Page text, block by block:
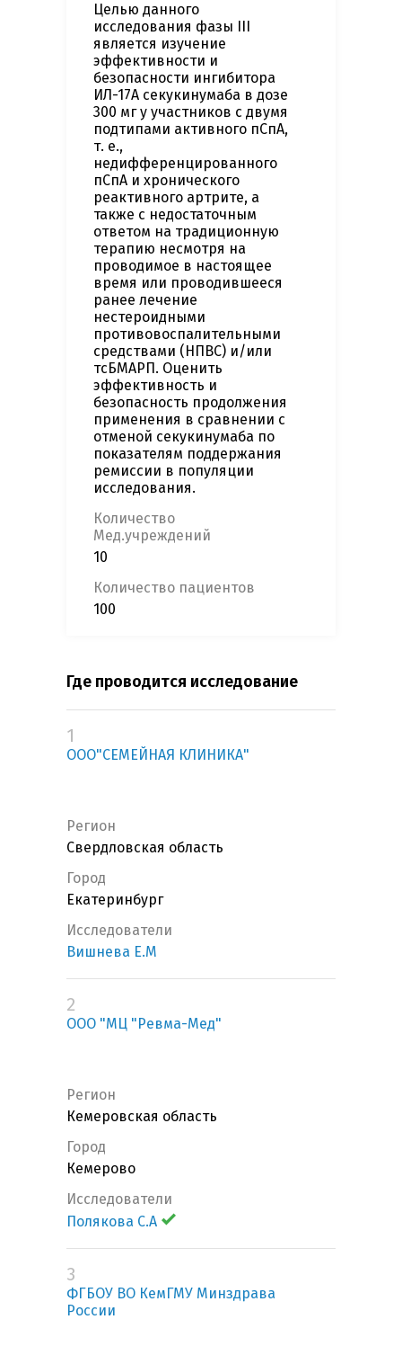
Целью данного
исследования фазы III
является изучение
эффективности и
безопасности ингибитора
ИЛ-17A секукинумаба в дозе
300 мг у участников с двумя
подтипами активного пСпА,
т. е.,
недифференцированного
пСпА и хронического
реактивного артрите, а
также с недостаточным
ответом на традиционную
терапию несмотря на
проводимое в настоящее
время или проводившееся
ранее лечение
нестероидными
противовоспалительными
средствами (НПВС) и/или
тсБМАРП. Оценить
эффективность и
безопасность продолжения
применения в сравнении с
отменой секукинумаба по
показателям поддержания
ремиссии в популяции
исследования.
Количество
Мед.учреждений
10
Количество пациентов
100
Где проводится исследование
1
ООО"СЕМЕЙНАЯ КЛИНИКА"
Регион
Свердловская область
Город
Екатеринбург
Исследователи
Вишнева Е.М
2
ООО "МЦ "Ревма-Мед"
Регион
Кемеровская область
Город
Кемерово
Исследователи
Полякова С.А
3
ФГБОУ ВО КемГМУ Минздрава
России